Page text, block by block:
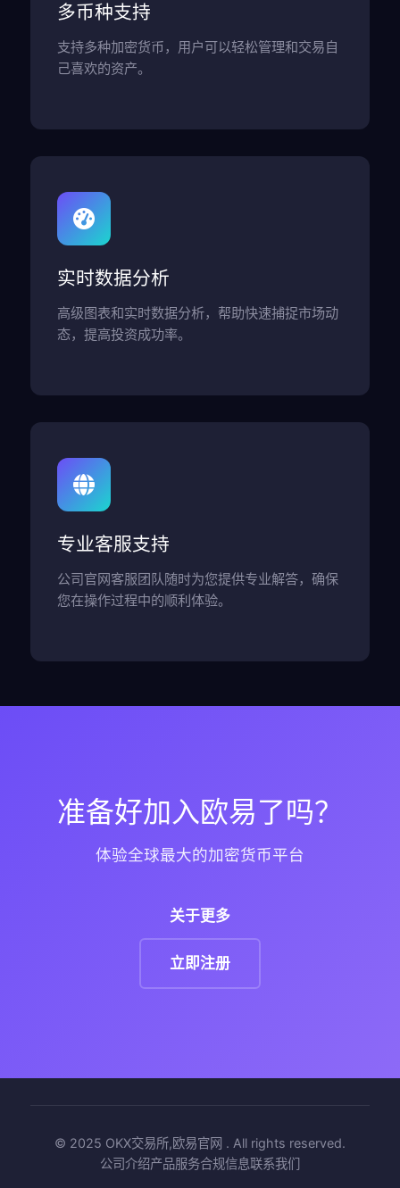
多币种支持
支持多种加密货币，用户可以轻松管理和交易自
己喜欢的资产。
实时数据分析
高级图表和实时数据分析，帮助快速捕捉市场动
态，提高投资成功率。
专业客服支持
公司官网客服团队随时为您提供专业解答，确保
您在操作过程中的顺利体验。
准备好加入欧易了吗？
体验全球最大的加密货币平台
关于更多
立即注册
© 2025 OKX交易所,欧易官网 . All rights reserved.
公司介绍产品服务合规信息联系我们